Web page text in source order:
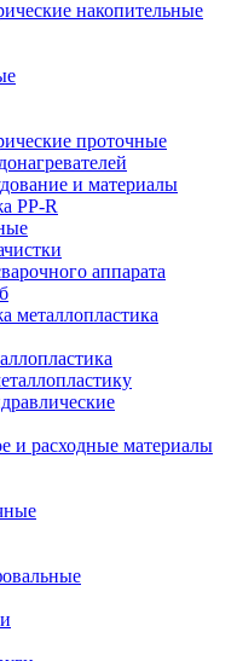
накопительные
проточные
и материалы
PP-R
аппарата
металлопластика
и расходные материалы